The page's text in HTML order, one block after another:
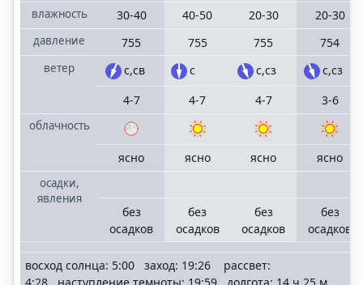
влажность
давление
ветер
облачность
осадки,
явления
30-40
755
с,св
4-7
ясно
без
осадков
40-50
755
с
4-7
ясно
без
осадков
20-30
755
с,сз
4-7
ясно
без
осадков
20-30
754
с,сз
3-6
ясно
без
осадков
восход солнца: 5:00 заход: 19:26 рассвет: